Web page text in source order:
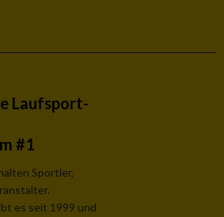
Laufsport-
#1
Sportler,
es seit 1999 und